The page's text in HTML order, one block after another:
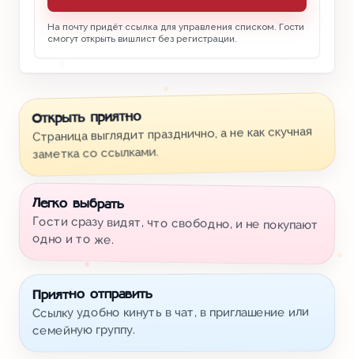
На почту придёт ссылка для управления списком. Гости
смогут открыть вишлист без регистрации.
Открыть приятно
Страница выглядит празднично, а не как скучная
заметка со ссылками.
Легко выбрать
Гости сразу видят, что свободно, и не покупают
одно и то же.
Приятно отправить
Ссылку удобно кинуть в чат, в приглашение или
семейную группу.